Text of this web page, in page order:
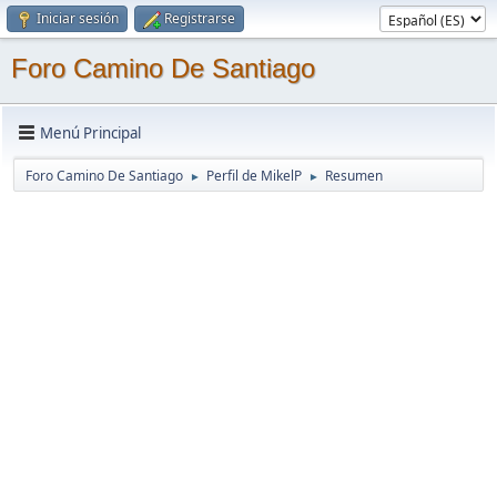
Iniciar sesión Registrarse
Foro Camino De Santiago
Menú Principal
Foro Camino De Santiago ► Perfil de MikelP ► Resumen